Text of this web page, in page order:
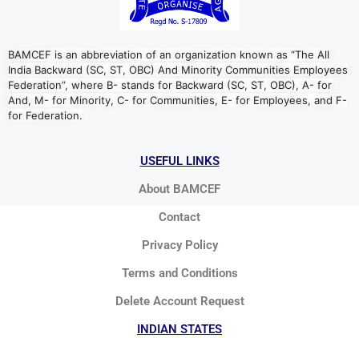
BAMCEF is an abbreviation of an organization known as “The All
India Backward (SC, ST, OBC) And Minority Communities Employees
Federation”, where B- stands for Backward (SC, ST, OBC), A- for
And, M- for Minority, C- for Communities, E- for Employees, and F-
for Federation.
USEFUL LINKS
About BAMCEF
Contact
Privacy Policy
Terms and Conditions
Delete Account Request
INDIAN STATES